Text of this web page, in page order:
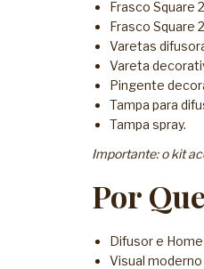
Frasco Square
Frasco Square
Varetas
Vareta
Pingente
Tampa para
Tampa spray.
Importante: o kit
Por
Difusor e
Visual